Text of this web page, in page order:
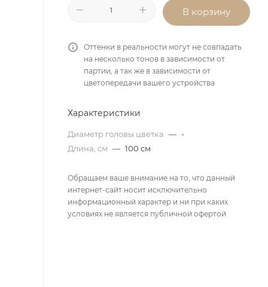
В корзину
Оттенки в реальности могут не совпадать
на несколько тонов в зависимости от
партии, а так же в зависимости от
цветопередачи вашего устройства
Характеристики
Диаметр головы цветка — -
Длина, см — 100 см
Обращаем ваше внимание на то, что данный
интернет-сайт носит исключительно
информационный характер и ни при каких
условиях не является публичной офертой